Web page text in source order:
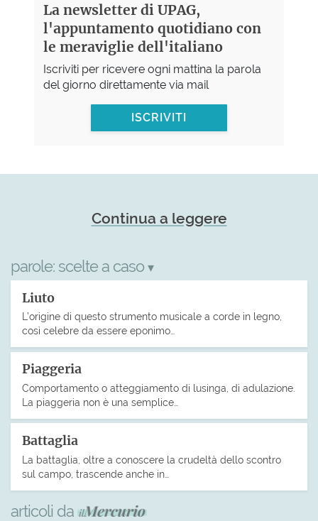
La newsletter di UPAG,
l'appuntamento quotidiano con
le meraviglie dell'italiano
Iscriviti per ricevere ogni mattina la parola
del giorno direttamente via mail
ISCRIVITI
Continua a leggere
parole: scelte a caso ▾
Liuto
L’origine di questo strumento musicale a corde in legno,
così celebre da essere eponimo…
Piaggeria
Comportamento o atteggiamento di lusinga, di adulazione.
La piaggeria non è una semplice…
Battaglia
La battaglia, oltre a conoscere la crudeltà dello scontro
sul campo, trascende anche in…
articoli da